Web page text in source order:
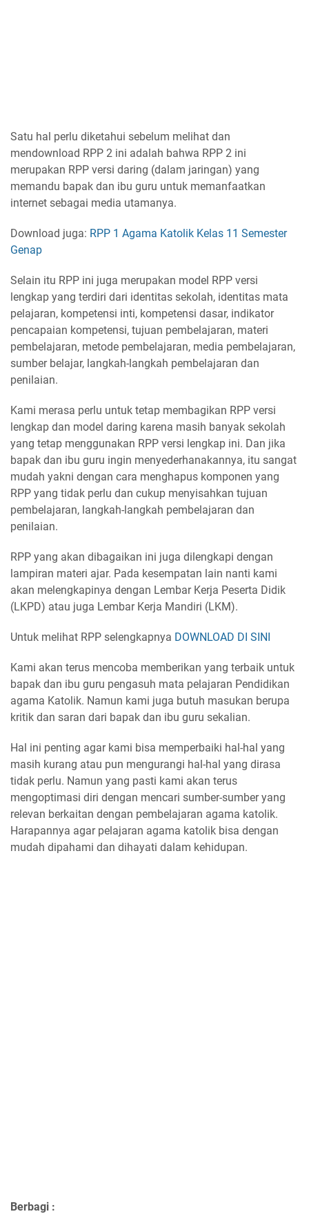
Satu hal perlu diketahui sebelum melihat dan
mendownload RPP 2 ini adalah bahwa RPP 2 ini
merupakan RPP versi daring (dalam jaringan) yang
memandu bapak dan ibu guru untuk memanfaatkan
internet sebagai media utamanya.
Download juga: RPP 1 Agama Katolik Kelas 11 Semester
Genap
Selain itu RPP ini juga merupakan model RPP versi
lengkap yang terdiri dari identitas sekolah, identitas mata
pelajaran, kompetensi inti, kompetensi dasar, indikator
pencapaian kompetensi, tujuan pembelajaran, materi
pembelajaran, metode pembelajaran, media pembelajaran,
sumber belajar, langkah-langkah pembelajaran dan
penilaian.
Kami merasa perlu untuk tetap membagikan RPP versi
lengkap dan model daring karena masih banyak sekolah
yang tetap menggunakan RPP versi lengkap ini. Dan jika
bapak dan ibu guru ingin menyederhanakannya, itu sangat
mudah yakni dengan cara menghapus komponen yang
RPP yang tidak perlu dan cukup menyisahkan tujuan
pembelajaran, langkah-langkah pembelajaran dan
penilaian.
RPP yang akan dibagaikan ini juga dilengkapi dengan
lampiran materi ajar. Pada kesempatan lain nanti kami
akan melengkapinya dengan Lembar Kerja Peserta Didik
(LKPD) atau juga Lembar Kerja Mandiri (LKM).
Untuk melihat RPP selengkapnya DOWNLOAD DI SINI
Kami akan terus mencoba memberikan yang terbaik untuk
bapak dan ibu guru pengasuh mata pelajaran Pendidikan
agama Katolik. Namun kami juga butuh masukan berupa
kritik dan saran dari bapak dan ibu guru sekalian.
Hal ini penting agar kami bisa memperbaiki hal-hal yang
masih kurang atau pun mengurangi hal-hal yang dirasa
tidak perlu. Namun yang pasti kami akan terus
mengoptimasi diri dengan mencari sumber-sumber yang
relevan berkaitan dengan pembelajaran agama katolik.
Harapannya agar pelajaran agama katolik bisa dengan
mudah dipahami dan dihayati dalam kehidupan.
Berbagi :